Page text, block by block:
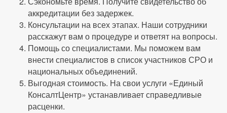
аккредитации без задержек.
Консультации на всех этапах. Наши сотрудники
расскажут вам о процедуре и ответят на вопросы.
Помощь со специалистами. Мы поможем вам
внести специалистов в список участников СРО и
национальных объединений.
Выгодная стоимость. На свои услуги «Единый
КонсалтЦентр» устанавливает справедливые
расценки.